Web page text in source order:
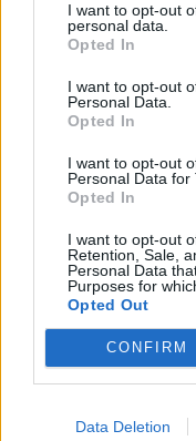
I want to opt-out
personal data.
Opted In
I want to opt-out
Personal Data.
Opted In
I want to opt-out
Personal Data for
Opted In
I want to opt-out
Retention, Sale,
Personal Data
Purposes for
Opted Out
CONFIRM
Data Deletion
PRESENTTIPS:
Magiskt god
att ge bort!
0